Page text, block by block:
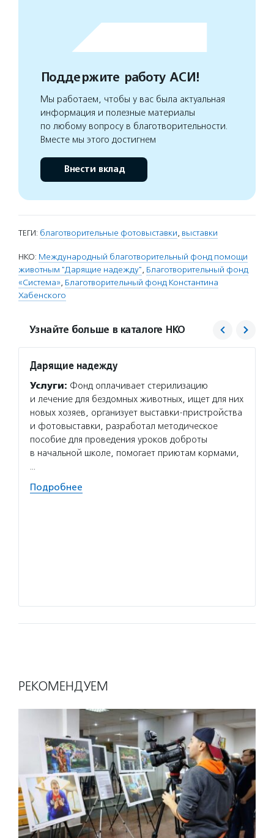
Поддержите работу АСИ!
Мы работаем, чтобы у вас была актуальная
информация и полезные материалы
по любому вопросу в благотворительности.
Вместе мы этого достигнем
Внести вклад
ТЕГИ: благотворительные фотовыставки, выставки
НКО: Международный благотворительный фонд помощи
животным "Дарящие надежду", Благотворительный фонд
«Система», Благотворительный фонд Константина
Хабенского
Узнайте больше в каталоге НКО
Дарящие надежду
Услуги: Фонд оплачивает стерилизацию
и лечение для бездомных животных, ищет для них
новых хозяев, организует выставки-пристройства
и фотовыставки, разработал методическое
пособие для проведения уроков доброты
в начальной школе, помогает приютам кормами,
…
Подробнее
РЕКОМЕНДУЕМ